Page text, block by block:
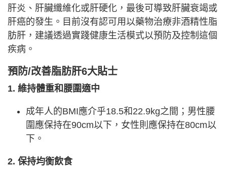
肝炎、肝臟纖維化或肝硬化，最後可導致肝臟衰竭或
肝癌的發生。目前沒有認可用以藥物治療非酒精性脂
肪肝，建議透過實踐健康生活模式以預防及控制這個
疾病。
預防/改善脂肪肝6大貼士
1. 維持體重和腰圍適中
成年人的BMI應介乎18.5和22.9kg之間；男性腰
圍應保持在90cm以下，女性則應保持在80cm以
下。
2. 保持均衡飲食